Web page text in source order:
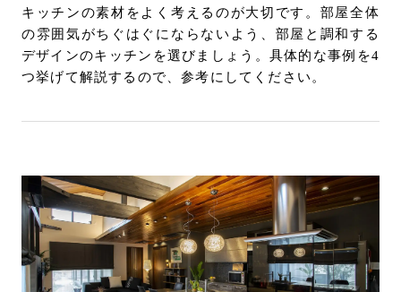
キッチンの素材をよく考えるのが大切です。部屋全体
の雰囲気がちぐはぐにならないよう、部屋と調和する
デザインのキッチンを選びましょう。具体的な事例を4
つ挙げて解説するので、参考にしてください。